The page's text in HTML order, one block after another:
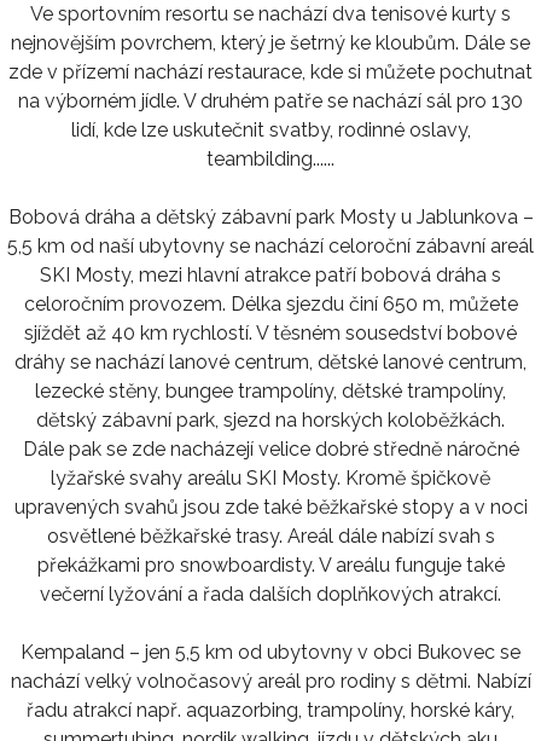
Ve sportovním resortu se nachází dva tenisové kurty s
nejnovějším povrchem, který je šetrný ke kloubům. Dále se
zde v přízemí nachází restaurace, kde si můžete pochutnat
na výborném jídle. V druhém patře se nachází sál pro 130
lidí, kde lze uskutečnit svatby, rodinné oslavy,
teambilding......
Bobová dráha a dětský zábavní park Mosty u Jablunkova –
5,5 km od naší ubytovny se nachází celoroční zábavní areál
SKI Mosty, mezi hlavní atrakce patří bobová dráha s
celoročním provozem. Délka sjezdu činí 650 m, můžete
sjíždět až 40 km rychlostí. V těsném sousedství bobové
dráhy se nachází lanové centrum, dětské lanové centrum,
lezecké stěny, bungee trampolíny, dětské trampolíny,
dětský zábavní park, sjezd na horských koloběžkách.
Dále pak se zde nacházejí velice dobré středně náročné
lyžařské svahy areálu SKI Mosty. Kromě špičkově
upravených svahů jsou zde také běžkařské stopy a v noci
osvětlené běžkařské trasy. Areál dále nabízí svah s
překážkami pro snowboardisty. V areálu funguje také
večerní lyžování a řada dalších doplňkových atrakcí.
Kempaland – jen 5,5 km od ubytovny v obci Bukovec se
nachází velký volnočasový areál pro rodiny s dětmi. Nabízí
řadu atrakcí např. aquazorbing, trampolíny, horské káry,